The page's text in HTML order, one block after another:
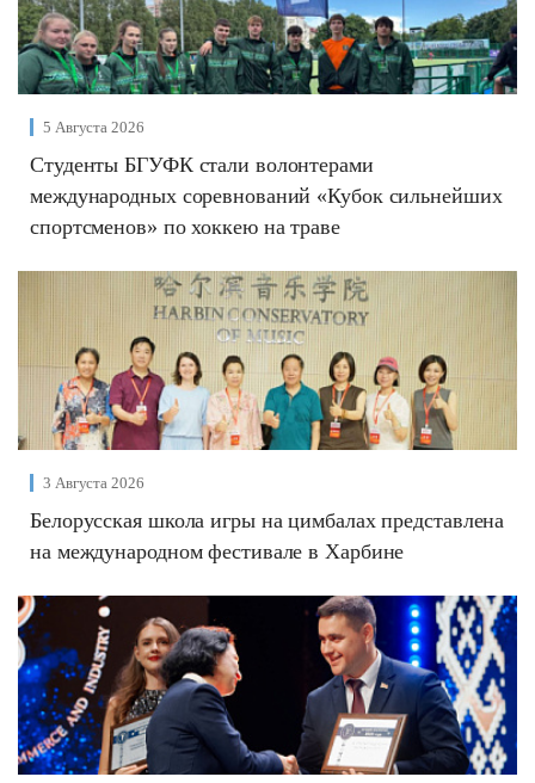
5 Августа 2026
Студенты БГУФК стали волонтерами
международных соревнований «Кубок сильнейших
спортсменов» по хоккею на траве
3 Августа 2026
Белорусская школа игры на цимбалах представлена
на международном фестивале в Харбине